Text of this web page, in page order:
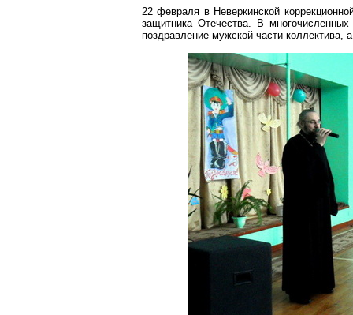
22 февраля в Неверкинской
защитника Отечества. В
поздравление мужской части коллектива,